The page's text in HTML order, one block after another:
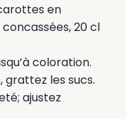
en
20 cl
coloration.
grattez les sucs.
ajustez